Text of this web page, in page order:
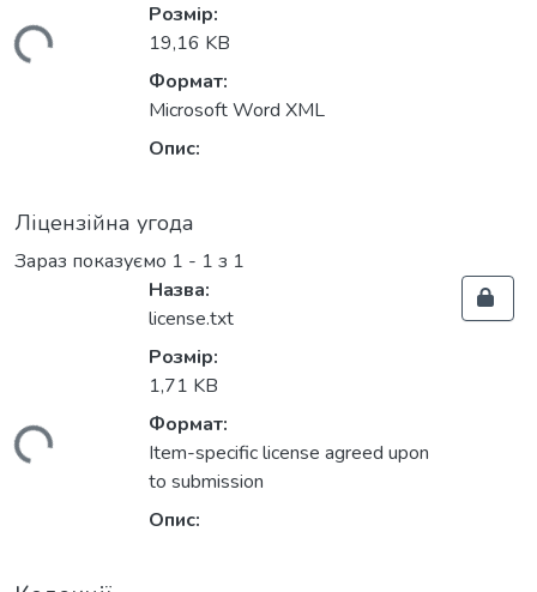
Розмір:
19,16 KB
Формат:
Microsoft Word XML
Опис:
Ліцензійна угода
Зараз показуємо 1 - 1 з 1
Назва:
license.txt
Розмір:
1,71 KB
Формат:
Item-specific license agreed upon
to submission
Опис: